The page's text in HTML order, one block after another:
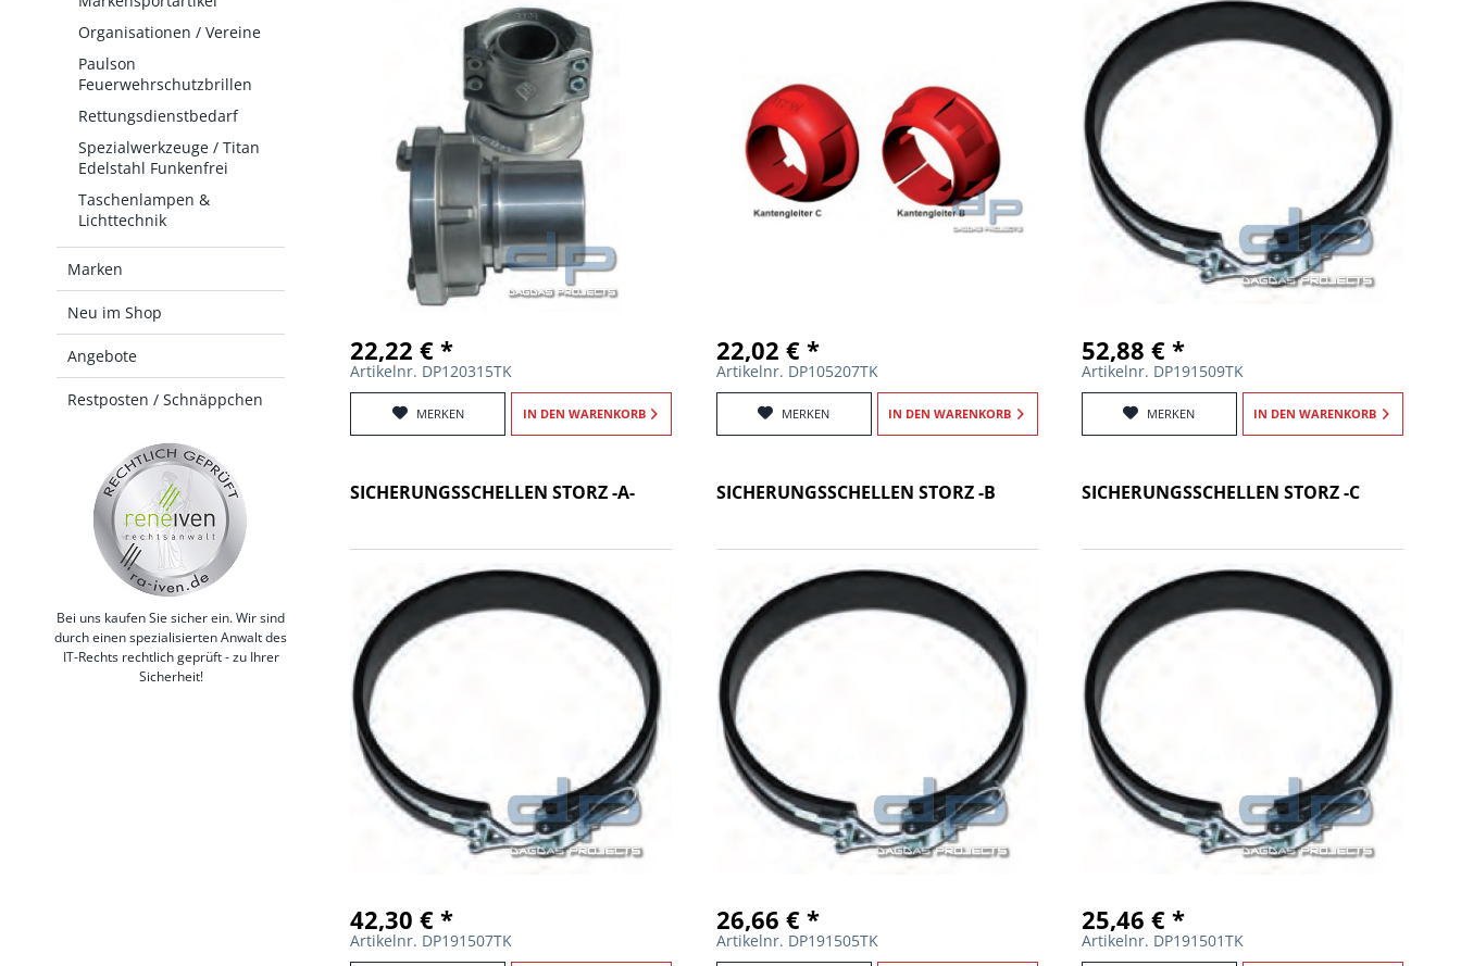
Organisationen / Vereine
Paulson
Feuerwehrschutzbrillen
Rettungsdienstbedarf
Spezialwerkzeuge / Titan
Edelstahl Funkenfrei
Taschenlampen &
Lichttechnik
Marken
Neu im Shop
Angebote
Restposten / Schnäppchen
Bei uns kaufen Sie sicher ein. Wir sind
durch einen spezialisierten Anwalt des
IT-Rechts rechtlich geprüft - zu Ihrer
Sicherheit!
22,22 € *
Artikelnr. DP120315TK
MERKEN IN DEN WARENKORB
22,02 € *
Artikelnr. DP105207TK
MERKEN IN DEN WARENKORB
52,88 € *
Artikelnr. DP191509TK
MERKEN IN DEN WARENKORB
SICHERUNGSSCHELLEN STORZ -A-
42,30 € *
Artikelnr. DP191507TK
SICHERUNGSSCHELLEN STORZ -B
26,66 € *
Artikelnr. DP191505TK
SICHERUNGSSCHELLEN STORZ -C
25,46 € *
Artikelnr. DP191501TK